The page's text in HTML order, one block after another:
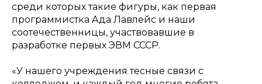
среди которых такие фигуры, как первая
программистка Ада Лавлейс и наши
соотечественницы, участвовавшие в
разработке первых ЭВМ СССР.
«У нашего учреждения тесные связи с